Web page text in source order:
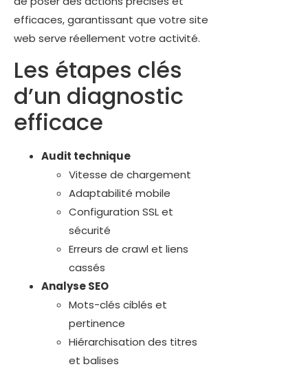
efficaces, garantissant que votre site
web serve réellement votre activité.
Les étapes clés
d’un diagnostic
efficace
Audit technique
Vitesse de chargement
Adaptabilité mobile
Configuration SSL et
sécurité
Erreurs de crawl et liens
cassés
Analyse SEO
Mots-clés ciblés et
pertinence
Hiérarchisation des titres
et balises